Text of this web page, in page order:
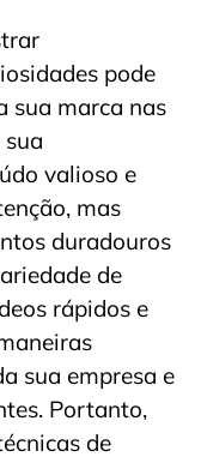
pode
sua marca nas
valioso e
mas
duradouros
de
rápidos e
sua empresa e
Portanto,
de